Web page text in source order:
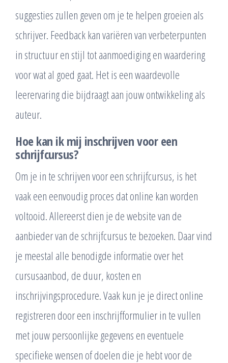
suggesties zullen geven om je te helpen groeien als
schrijver. Feedback kan variëren van verbeterpunten
in structuur en stijl tot aanmoediging en waardering
voor wat al goed gaat. Het is een waardevolle
leerervaring die bijdraagt aan jouw ontwikkeling als
auteur.
Hoe kan ik mij inschrijven voor een
schrijfcursus?
Om je in te schrijven voor een schrijfcursus, is het
vaak een eenvoudig proces dat online kan worden
voltooid. Allereerst dien je de website van de
aanbieder van de schrijfcursus te bezoeken. Daar vind
je meestal alle benodigde informatie over het
cursusaanbod, de duur, kosten en
inschrijvingsprocedure. Vaak kun je je direct online
registreren door een inschrijfformulier in te vullen
met jouw persoonlijke gegevens en eventuele
specifieke wensen of doelen die je hebt voor de